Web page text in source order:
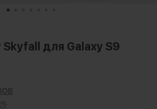
для Galaxy S9